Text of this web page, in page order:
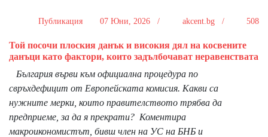
Публикация 07 Юни, 2026 / akcent.bg / 508
Той посочи плоския данък и високия дял на косвените
данъци като фактори, които задълбочават неравенствата
България върви към официална процедура по
свръхдефицит от Европейската комисия. Kaкви са
нужните мерки, които правителството трябва да
предприеме, за да я прекрати? Коментира
макроикономистът, бивш член на УС на БНБ и